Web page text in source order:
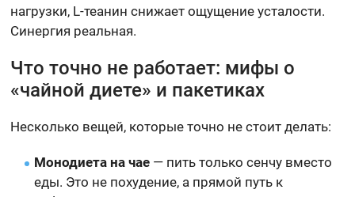
нагрузки, L-теанин снижает ощущение усталости.
Синергия реальная.
Что точно не работает: мифы о
«чайной диете» и пакетиках
Несколько вещей, которые точно не стоит делать:
Монодиета на чае — пить только сенчу вместо
еды. Это не похудение, а прямой путь к